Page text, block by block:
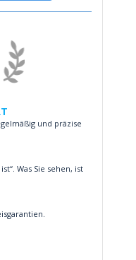
und präzise
Was Sie sehen, ist